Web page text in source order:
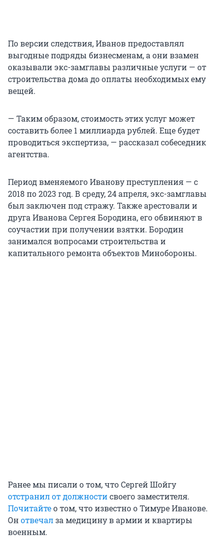
По версии следствия, Иванов предоставлял
выгодные подряды бизнесменам, а они взамен
оказывали экс-замглавы различные услуги — от
строительства дома до оплаты необходимых ему
вещей.
— Таким образом, стоимость этих услуг может
составить более 1 миллиарда рублей. Еще будет
проводиться экспертиза, — рассказал собеседник
агентства.
Период вменяемого Иванову преступления — с
2018 по 2023 год. В среду, 24 апреля, экс-замглавы
был заключен под стражу. Также арестовали и
друга Иванова Сергея Бородина, его обвиняют в
соучастии при получении взятки. Бородин
занимался вопросами строительства и
капитального ремонта объектов Минобороны.
Ранее мы писали о том, что Сергей Шойгу
отстранил от должностисвоего заместителя.
Почитайтео том, что известно о Тимуре Иванове.
Онотвечалза медицину в армии и квартиры
военным.